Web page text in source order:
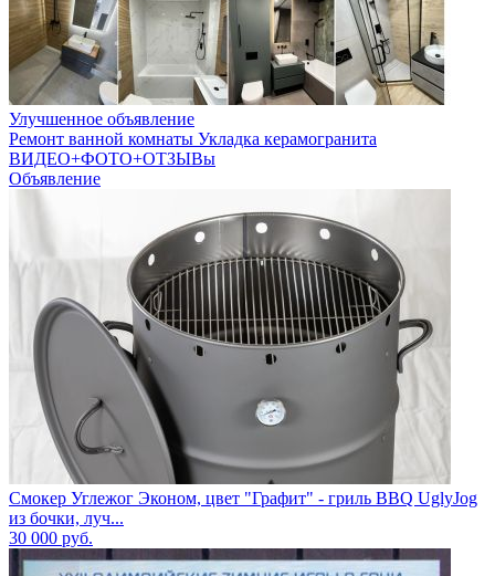
Улучшенное объявление
Ремонт ванной комнаты Укладка керамогранита
ВИДЕО+ФОТО+ОТЗЫВы
Объявление
Смокер Углежог Эконом, цвет "Графит" - гриль BBQ UglyJog
из бочки, луч...
30 000 руб.